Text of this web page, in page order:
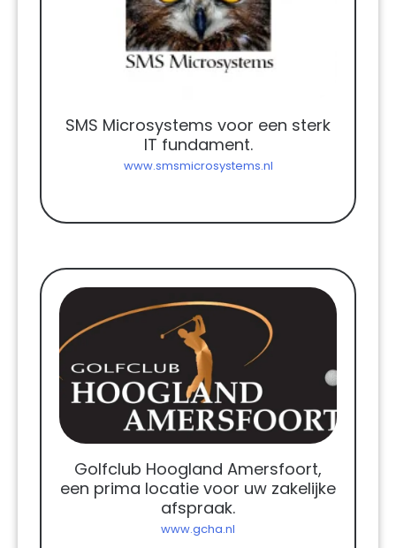
SMS Microsystems voor een sterk
IT fundament.
www.smsmicrosystems.nl
Golfclub Hoogland Amersfoort,
een prima locatie voor uw zakelijke
afspraak.
www.gcha.nl